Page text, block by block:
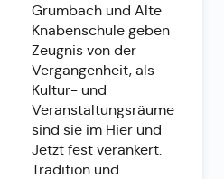
Grumbach und Alte
Knabenschule geben
Zeugnis von der
Vergangenheit, als
Kultur- und
Veranstaltungsräume
sind sie im Hier und
Jetzt fest verankert.
Tradition und